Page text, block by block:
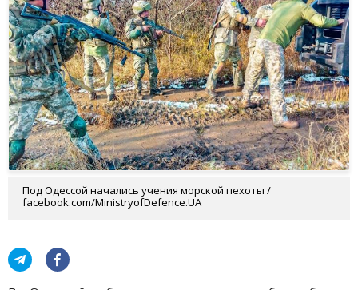
Под Одессой начались учения морской пехоты /
facebook.com/MinistryofDefence.UA